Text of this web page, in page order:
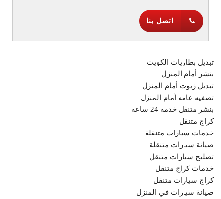
اتصل بنا
تبديل بطاريات الكويت
بنشر أمام المنزل
تبديل زيوت أمام المنزل
تصفيه عامه أمام المنزل
بنشر متنقل خدمه 24 ساعه
كراج متنقل
خدمات سيارات متنقلة
صيانة سيارات متنقلة
تصليح سيارات متنقل
خدمات كراج متنقل
كراج سيارات متنقل
صيانة سيارات في المنزل